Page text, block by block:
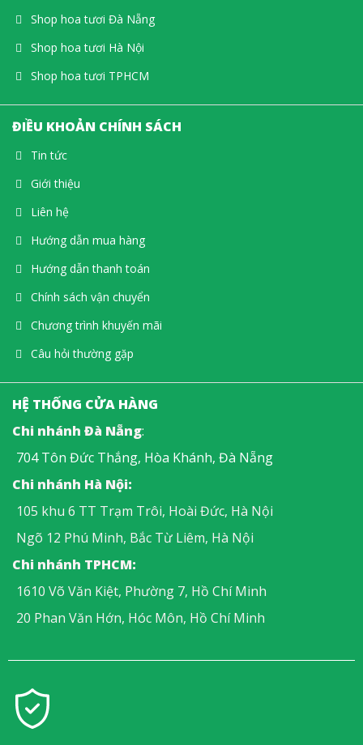
Shop hoa tươi Đà Nẵng
Shop hoa tươi Hà Nội
Shop hoa tươi TPHCM
ĐIỀU KHOẢN CHÍNH SÁCH
Tin tức
Giới thiệu
Liên hệ
Hướng dẫn mua hàng
Hướng dẫn thanh toán
Chính sách vận chuyển
Chương trình khuyến mãi
Câu hỏi thường gặp
HỆ THỐNG CỬA HÀNG
Chi nhánh Đà Nẵng:
704 Tôn Đức Thắng, Hòa Khánh, Đà Nẵng
Chi nhánh Hà Nội:
105 khu 6 TT Trạm Trôi, Hoài Đức, Hà Nội
Ngõ 12 Phú Minh, Bắc Từ Liêm, Hà Nội
Chi nhánh TPHCM:
1610 Võ Văn Kiệt, Phường 7, Hồ Chí Minh
20 Phan Văn Hớn, Hóc Môn, Hồ Chí Minh